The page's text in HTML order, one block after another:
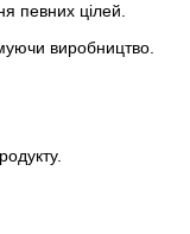
певних цілей.
виробництво.